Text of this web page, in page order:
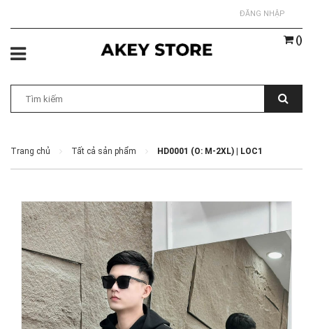
ĐĂNG NHẬP
()
Trang chủ Tất cả sản phẩm HD0001 (O: M-2XL) | LOC1